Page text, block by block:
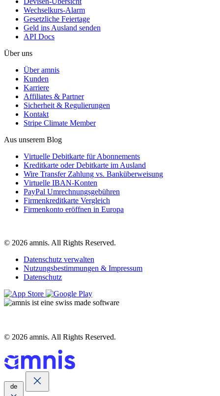
Wechselkurs-Alarm
Gesetzliche Feiertage
Geld ins Ausland senden
API Docs
Über uns
Über amnis
Kunden
Karriere
Affiliates & Partner
Sicherheit & Regulierungen
Kontakt
Stripe Climate Member
Aus unserem Blog
Virtuelle Debitkarte für Abonnements
Kreditkarte oder Debitkarte im Ausland
Wire Transfer Zahlung vs. Banküberweisung
Virtuelle IBAN-Konten
PayPal Umrechnungsgebühren
Firmenkreditkarte Vergleich
Firmenkonto eröffnen in Europa
© 2026 amnis. All Rights Reserved.
Datenschutz verwalten
Nutzungsbestimmungen & Impressum
Datenschutz
© 2026 amnis. All Rights Reserved.
de